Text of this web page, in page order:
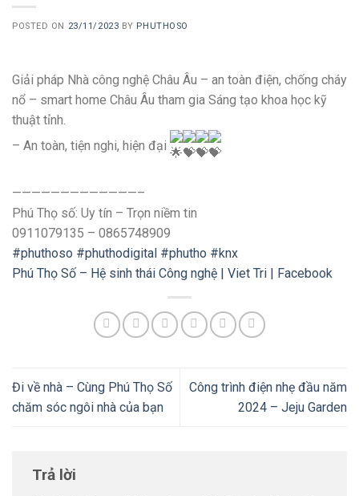
POSTED ON 23/11/2023 BY PHUTHOSO
Giải pháp Nhà công nghệ Châu Âu – an toàn điện, chống cháy
nổ – smart home Châu Âu tham gia Sáng tạo khoa học kỹ
thuật tỉnh.
– An toàn, tiện nghi, hiện đại
—————————————–
Phú Thọ số: Uy tín – Trọn niềm tin
0911079135 – 0865748909
#phuthoso #phuthodigital #phutho #knx
Phú Thọ Số – Hệ sinh thái Công nghệ | Viet Tri | Facebook
Đi về nhà – Cùng Phú Thọ Số
chăm sóc ngôi nhà của bạn
Công trình điện nhẹ đầu năm
2024 – Jeju Garden
Trả lời